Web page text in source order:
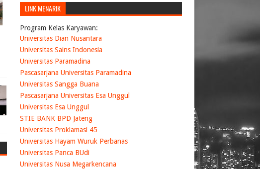
LINK MENARIK
Program Kelas Karyawan:
Universitas Dian Nusantara
Universitas Sains Indonesia
Universitas Paramadina
Pascasarjana Universitas Paramadina
Universitas Sangga Buana
Pascasarjana Universitas Esa Unggul
Universitas Esa Unggul
STIE BANK BPD Jateng
Universitas Proklamasi 45
Universitas Hayam Wuruk Perbanas
Universitas Panca BUdi
Universitas Nusa Megarkencana